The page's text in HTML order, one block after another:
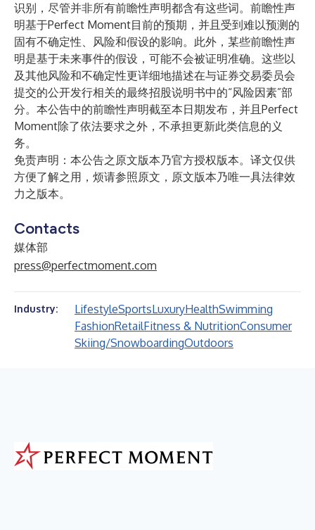
识别，尽管并非所有前瞻性声明都含有这些词。前瞻性声
明基于Perfect Moment目前的预期，并且受到难以预测的
固有不确定性、风险和假设的影响。此外，某些前瞻性声
明是基于未来事件的假设，可能不会被证明准确。这些以
及其他风险和不确定性更详细地描述在与证券交易委员会
提交的公开发行相关的最终招股说明书中的“风险因素”部
分。本公告中的前瞻性声明截至本日期发布，并且Perfect
Moment除了依法要求之外，不承担更新此类信息的义
务。
免责声明：本公告之原文版本乃官方授权版本。译文仅供
方便了解之用，烦请参照原文，原文版本乃唯一具法律效
力之版本。
Contacts
媒体部
press@perfectmoment.com
Industry: LifestyleSportsLuxuryHealthSwimming
FashionRetailFitness & NutritionConsumer
Skiing/SnowboardingOutdoors